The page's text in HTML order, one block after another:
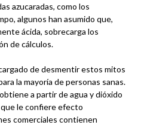
azucaradas, como los
algunos han asumido que,
ácida, sobrecarga los
de cálculos.
de desmentir estos mitos
la mayoría de personas sanas.
a partir de agua y dióxido
le confiere efecto
comerciales contienen